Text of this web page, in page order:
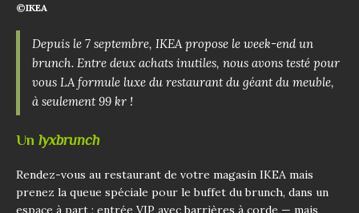
©IKEA
Depuis le 7 septembre, IKEA propose le week-end un
brunch. Entre deux achats inutiles, nous avons testé pour
vous LA formule luxe du restaurant du géant du meuble,
à seulement 99 kr !
Un lyxbrunch
Rendez-vous au restaurant de votre magasin IKEA mais
prenez la queue spéciale pour le buffet du brunch, dans un
espace à part : entrée VIP avec barrières à corde — mais